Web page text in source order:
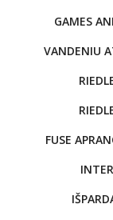
GAMES
VANDENIU
FUSE